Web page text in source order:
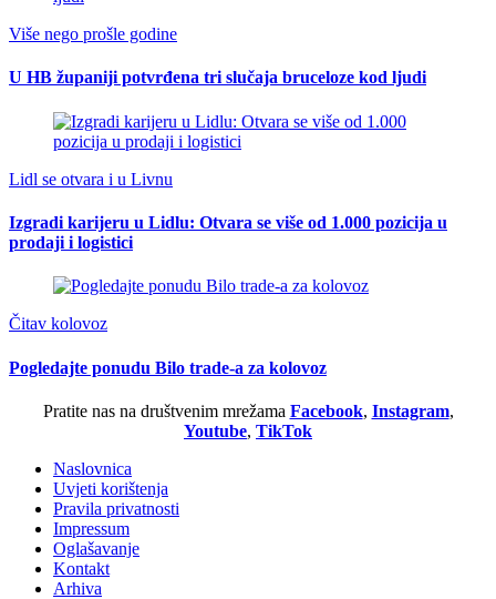
Više nego prošle godine
U HB županiji potvrđena tri slučaja bruceloze kod ljudi
Lidl se otvara i u Livnu
Izgradi karijeru u Lidlu: Otvara se više od 1.000 pozicija u
prodaji i logistici
Čitav kolovoz
Pogledajte ponudu Bilo trade-a za kolovoz
Pratite nas na društvenim mrežama Facebook, Instagram,
Youtube, TikTok
Naslovnica
Uvjeti korištenja
Pravila privatnosti
Impressum
Oglašavanje
Kontakt
Arhiva